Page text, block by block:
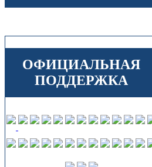
ОФИЦИАЛЬНАЯ
ПОДДЕРЖКА